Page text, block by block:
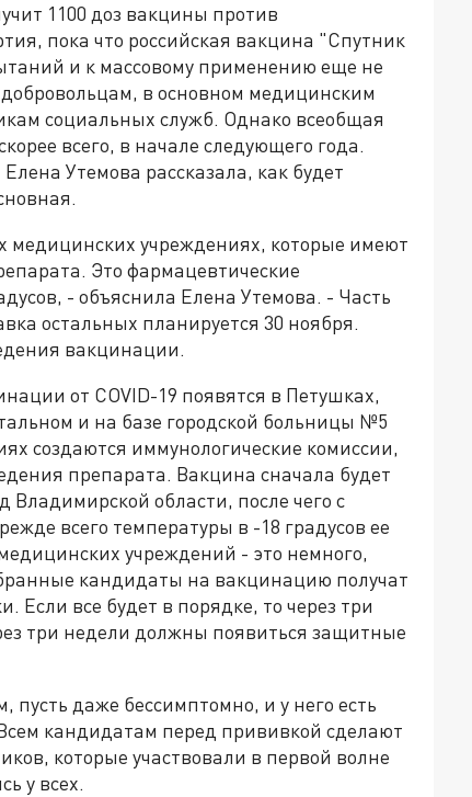
1100 доз вакцины против
пока что российская вакцина "Спутник
и к массовому применению еще не
в основном медицинским
социальных служб. Однако всеобщая
всего, в начале следующего года.
Утемова рассказала, как будет
медицинских учреждениях, которые имеют
Это фармацевтические
- объяснила Елена Утемова. - Часть
остальных планируется 30 ноября.
вакцинации.
от COVID-19 появятся в Петушках,
и на базе городской больницы №5
создаются иммунологические комиссии,
препарата. Вакцина сначала будет
области, после чего с
всего температуры в -18 градусов ее
учреждений - это немного,
кандидаты на вакцинацию получат
все будет в порядке, то через три
три недели должны появиться защитные
пусть даже бессимптомно, и у него есть
кандидатам перед прививкой сделают
которые участвовали в первой волне
у всех.